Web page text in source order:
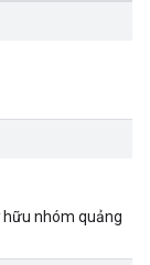
hữu nhóm quảng